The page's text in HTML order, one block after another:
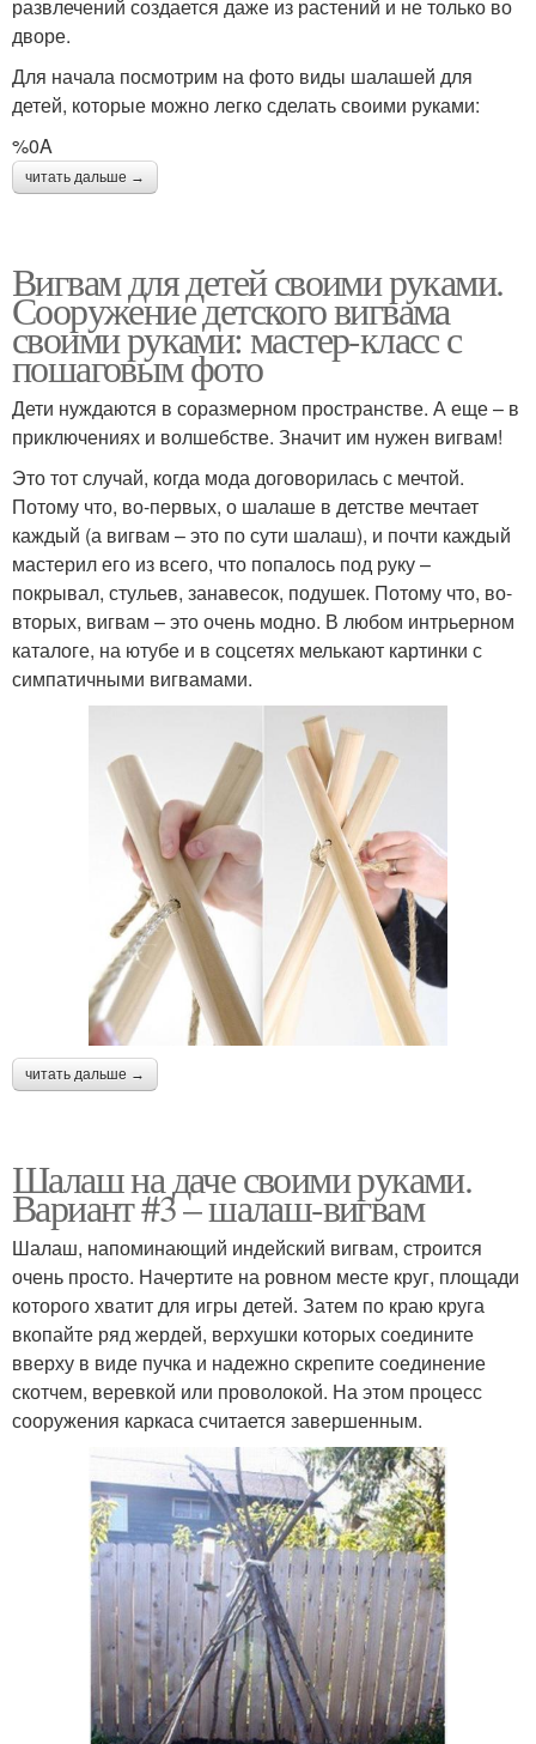
развлечений создается даже из растений и не только во
дворе.
Для начала посмотрим на фото виды шалашей для
детей, которые можно легко сделать своими руками:
%0A
читать дальше →
Вигвам для детей своими руками.
Сооружение детского вигвама
своими руками: мастер-класс с
пошаговым фото
Дети нуждаются в соразмерном пространстве. А еще – в
приключениях и волшебстве. Значит им нужен вигвам!
Это тот случай, когда мода договорилась с мечтой.
Потому что, во-первых, о шалаше в детстве мечтает
каждый (а вигвам – это по сути шалаш), и почти каждый
мастерил его из всего, что попалось под руку –
покрывал, стульев, занавесок, подушек. Потому что, во-
вторых, вигвам – это очень модно. В любом интрьерном
каталоге, на ютубе и в соцсетях мелькают картинки с
симпатичными вигвамами.
читать дальше →
Шалаш на даче своими руками.
Вариант #3 – шалаш-вигвам
Шалаш, напоминающий индейский вигвам, строится
очень просто. Начертите на ровном месте круг, площади
которого хватит для игры детей. Затем по краю круга
вкопайте ряд жердей, верхушки которых соедините
вверху в виде пучка и надежно скрепите соединение
скотчем, веревкой или проволокой. На этом процесс
сооружения каркаса считается завершенным.